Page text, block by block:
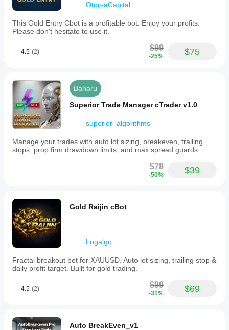
OtorsaCapital
This Gold Entry Cbot is a profitable bot. Enjoy your profits.
Please don't hesitate to use it.
4.5 (2) $99
-25% $75
Baharu
Superior Trade Manager cTrader v1.0
superior_algorithms
Manage your trades with auto lot sizing, breakeven, trailing
stops, prop firm drawdown limits, and max spread guards.
$78
-50% $39
Gold Raijin cBot
Logalgo
Fractal breakout bot for XAUUSD. Auto lot sizing, trailing stop &
daily profit target. Built for gold trading.
4.5 (2) $99
-31% $69
Auto BreakEven_v1